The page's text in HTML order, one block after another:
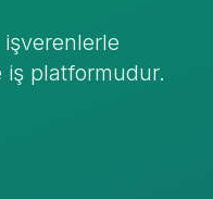
işverenlerle
platformudur.